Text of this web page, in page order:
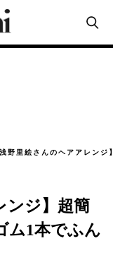
浅野里絵さんのヘアアレン
ンジ】超簡
ム1本でふん